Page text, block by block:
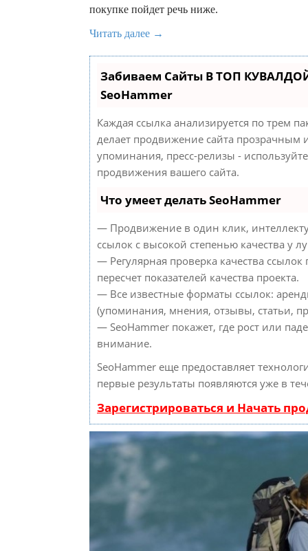
покупке пойдет речь ниже.
Читать далее →
Забиваем Сайты В ТОП
SeoHammer
Каждая ссылка анализируется по трем
делает продвижение сайта прозрачным
упоминания, пресс-релизы -
продвижения вашего сайта.
Что умеет делать SeoHammer
— Продвижение в один клик,
ссылок с высокой степенью качества у
— Регулярная проверка качества
пересчет показателей качества проекта.
— Все известные форматы ссылок:
(упоминания, мнения, отзывы, статьи,
— SeoHammer покажет, где рост или
внимание.
SeoHammer еще предоставляет
первые результаты появляются уже в
Зарегистрироваться и Начать